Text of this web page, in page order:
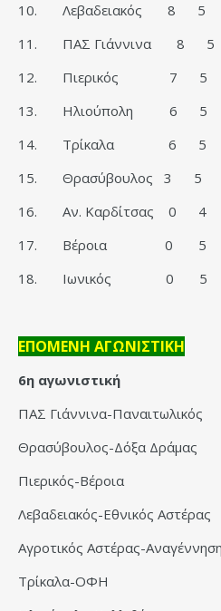
10. Λεβαδειακός 8
11. ΠΑΣ Γιάννινα 8
12. Πιερικός 7
13. Ηλιούπολη 6 5
14. Τρίκαλα 6 5
15. Θρασύβουλος 3
16. Αν. Καρδίτσας 0
17. Βέροια 0 5
18. Ιωνικός 0 5
ΕΠΟΜΕΝΗ ΑΓΩΝΙΣΤΙΚΗ
6η αγωνιστική
ΠΑΣ Γιάννινα-Παναιτωλικός
Θρασύβουλος-Δόξα Δράμας
Πιερικός-Βέροια
Λεβαδειακός-Εθνικός Αστέρας
Αγροτικός Αστέρας-
Τρίκαλα-ΟΦΗ